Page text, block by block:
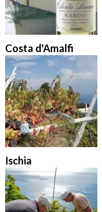
Costa d'Amalfi
Ischia